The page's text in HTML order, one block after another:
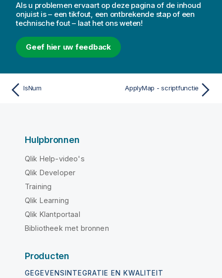
Als u problemen ervaart op deze pagina of de inhoud
onjuist is – een tikfout, een ontbrekende stap of een
technische fout – laat het ons weten!
Geef hier uw feedback
IsNum ApplyMap - scriptfunctie
Hulpbronnen
Qlik Help-video's
Qlik Developer
Training
Qlik Learning
Qlik Klantportaal
Bibliotheek met bronnen
Producten
GEGEVENSINTEGRATIE EN KWALITEIT